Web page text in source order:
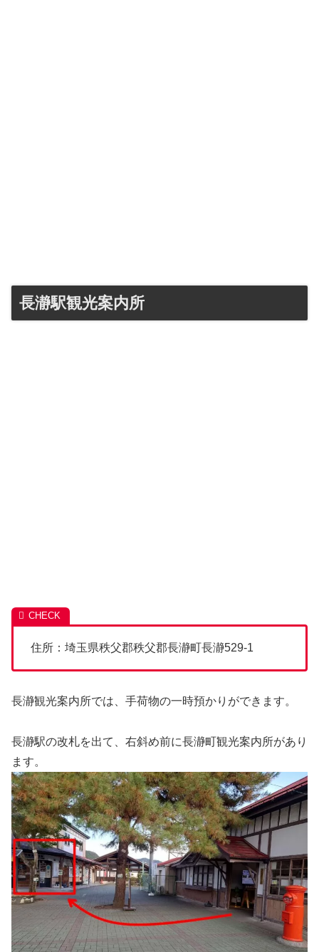
長瀞駅観光案内所
住所：埼玉県秩父郡秩父郡長瀞町長瀞529-1
長瀞観光案内所では、手荷物の一時預かりができます。
長瀞駅の改札を出て、右斜め前に長瀞町観光案内所があり
ます。